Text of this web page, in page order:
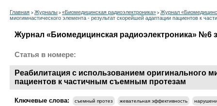
Главная > Журналы > «Биомедицинская радиоэлектроника» > Журнал
миогимнастического элемента - результат скорейшей адаптации пациентов к
Журнал «Биомедицинская радиоэлектроника» №6
Статья в номере:
Реабилитация с использованием оригинального
пациентов к частичным съемным протезам
Ключевые слова: съемный протез жевательная эффективность